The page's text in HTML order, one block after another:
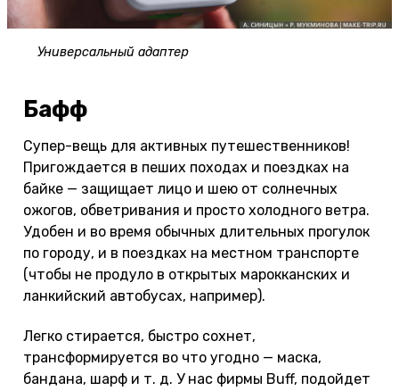
Универсальный адаптер
Бафф
Супер-вещь для активных путешественников!
Пригождается в пеших походах и поездках на
байке — защищает лицо и шею от солнечных
ожогов, обветривания и просто холодного ветра.
Удобен и во время обычных длительных прогулок
по городу, и в поездках на местном транспорте
(чтобы не продуло в открытых марокканских и
ланкийский автобусах, например).
Легко стирается, быстро сохнет,
трансформируется во что угодно — маска,
бандана, шарф и т. д. У нас фирмы Buff, подойдет